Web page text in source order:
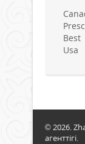
Best
Usa
© 2026.
агенттігі.